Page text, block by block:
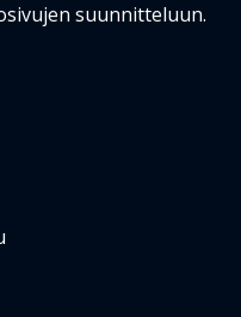
suunnitteluun.